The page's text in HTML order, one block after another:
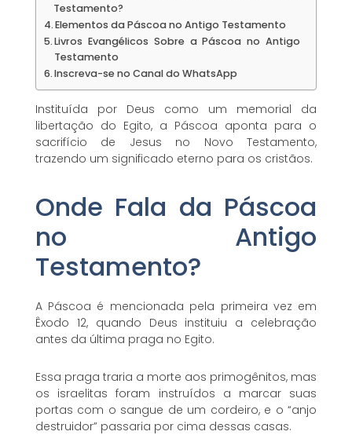
Testamento?
Elementos da Páscoa no Antigo Testamento
Livros Evangélicos Sobre a Páscoa no Antigo
Testamento
Inscreva-se no Canal do WhatsApp
Instituída por Deus como um memorial da
libertação do Egito, a Páscoa aponta para o
sacrifício de Jesus no Novo Testamento,
trazendo um significado eterno para os cristãos.
Onde Fala da Páscoa
no Antigo
Testamento?
A Páscoa é mencionada pela primeira vez em
Êxodo 12, quando Deus instituiu a celebração
antes da última praga no Egito.
Essa praga traria a morte aos primogênitos, mas
os israelitas foram instruídos a marcar suas
portas com o sangue de um cordeiro, e o “anjo
destruidor” passaria por cima dessas casas.